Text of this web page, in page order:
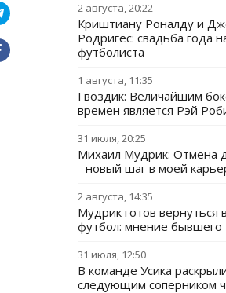
2 августа, 20:22
Криштиану Роналду и
Родригес: свадьба года
футболиста
1 августа, 11:35
Гвоздик: Величайшим
времен является Рэй
31 июля, 20:25
Михаил Мудрик: Отмена
- новый шаг в моей
2 августа, 14:35
Мудрик готов вернуться
футбол: мнение бывшего
31 июля, 12:50
В команде Усика
следующим соперником